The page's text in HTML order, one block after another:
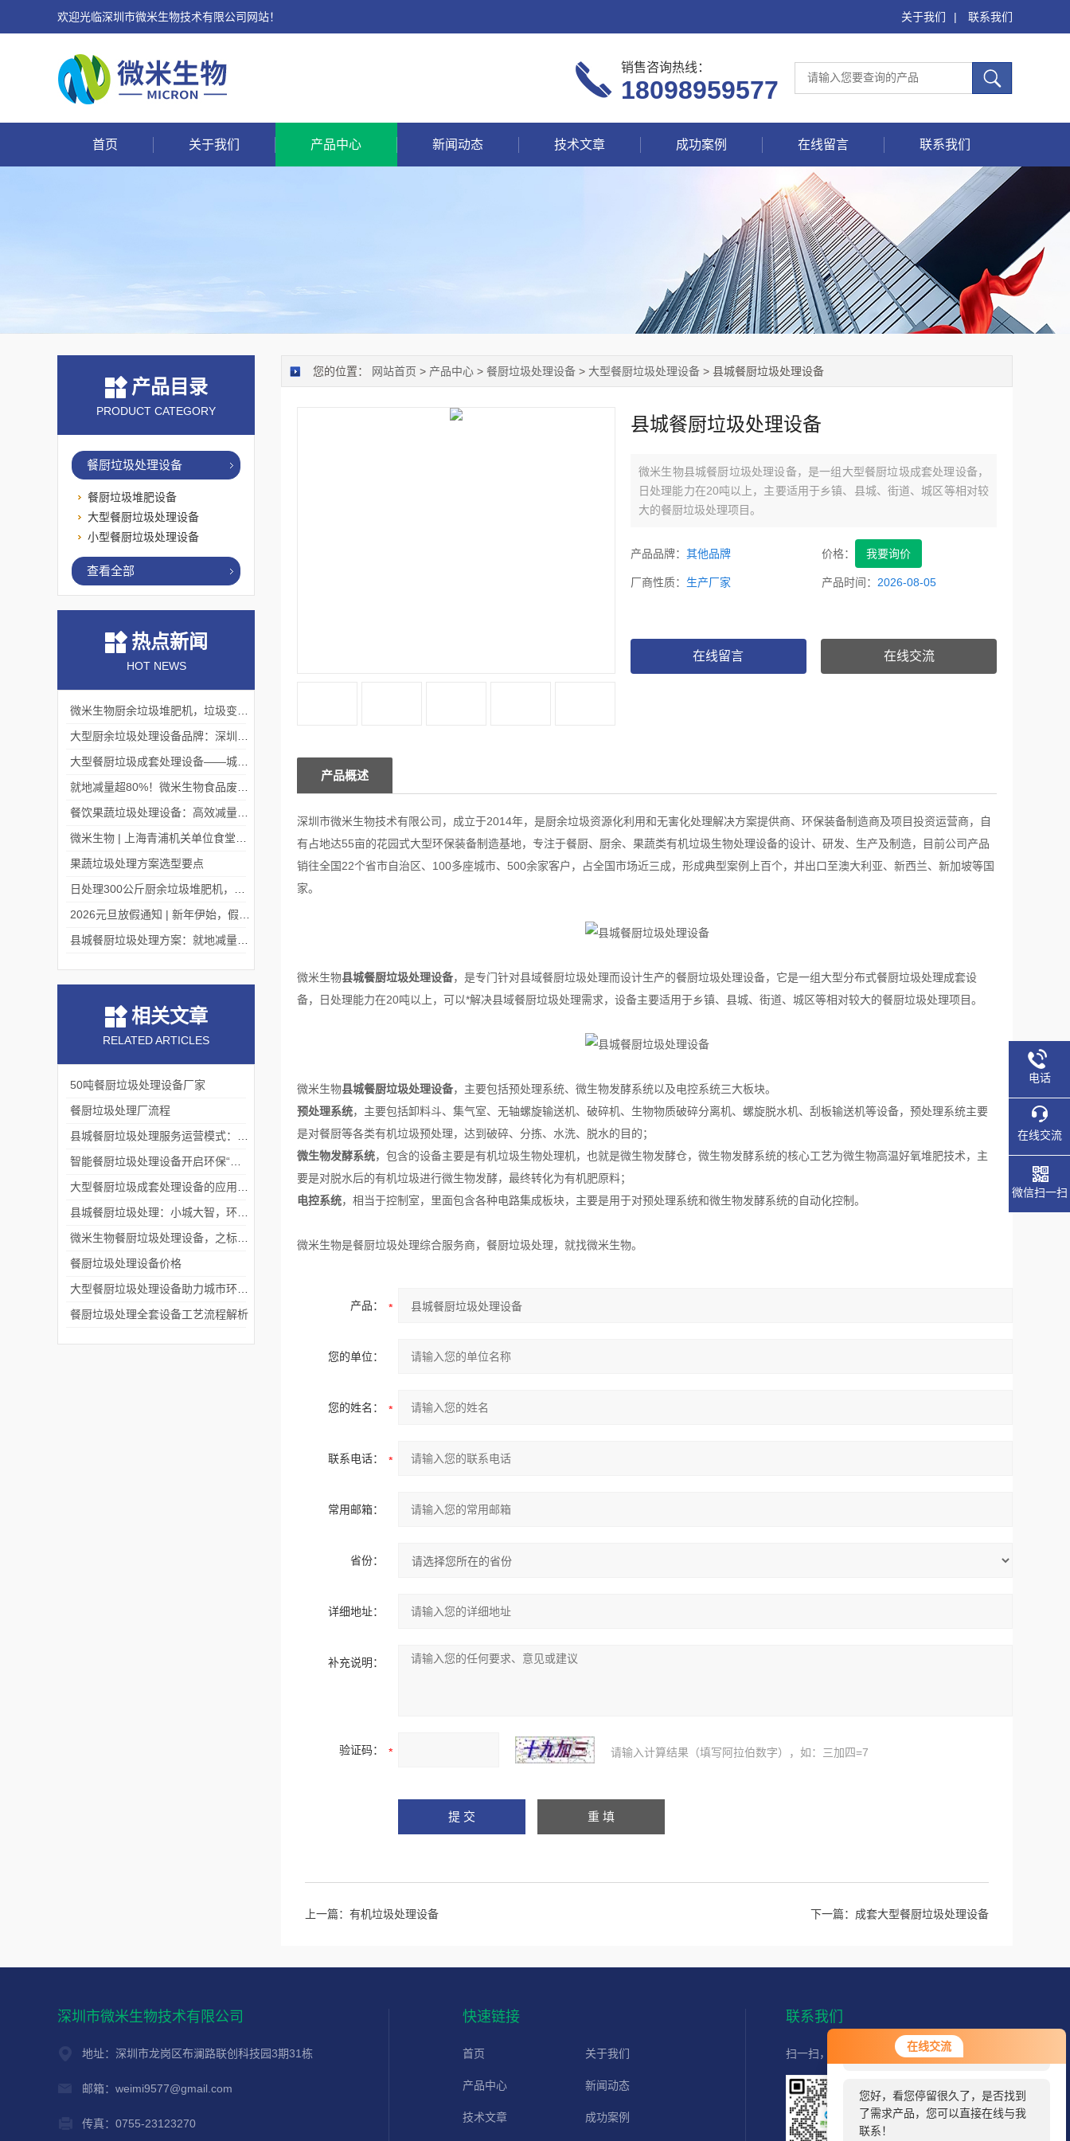
在线交流
您好！欢迎前来咨询，很高兴为您
服务，请问您要咨询什么问题呢？
您好，看您停留很久了，是否找到
了需求产品，您可以直接在线与我
联系！
欢迎光临深圳市微米生物技术有限公司网站！ 关于我们 | 联系我们
销售咨询热线：
18098959577
首页 关于我们 产品中心 新闻动态 技术文章 成功案例 在线留言 联系我们
您的位置： 网站首页 > 产品中心 > 餐厨垃圾处理设备 > 大型餐厨垃圾处理设备 > 县城餐厨垃圾处理设备
县城餐厨垃圾处理设备
微米生物县城餐厨垃圾处理设备，是一组大型餐厨垃圾成套处理设备，
日处理能力在20吨以上，主要适用于乡镇、县城、街道、城区等相对较
大的餐厨垃圾处理项目。
产品品牌： 其他品牌 价格： 我要询价
厂商性质： 生产厂家 产品时间： 2026-08-05
在线留言 在线交流
产品概述
深圳市微米生物技术有限公司，成立于2014年，是厨余垃圾资源化利用和无害化处理解决方案提供商、环保装备制造商及项目投资运营商，自
有占地达55亩的花园式大型环保装备制造基地，专注于餐厨、厨余、果蔬类有机垃圾生物处理设备的设计、研发、生产及制造，目前公司产品
销往全国22个省市自治区、100多座城市、500余家客户，占全国市场近三成，形成典型案例上百个，并出口至澳大利亚、新西兰、新加坡等国
家。
微米生物县城餐厨垃圾处理设备，是专门针对县域餐厨垃圾处理而设计生产的餐厨垃圾处理设备，它是一组大型分布式餐厨垃圾处理成套设
备，日处理能力在20吨以上，可以*解决县域餐厨垃圾处理需求，设备主要适用于乡镇、县城、街道、城区等相对较大的餐厨垃圾处理项目。
微米生物县城餐厨垃圾处理设备，主要包括预处理系统、微生物发酵系统以及电控系统三大板块。
预处理系统，主要包括卸料斗、集气室、无轴螺旋输送机、破碎机、生物物质破碎分离机、螺旋脱水机、刮板输送机等设备，预处理系统主要
是对餐厨等各类有机垃圾预处理，达到破碎、分拣、水洗、脱水的目的；
微生物发酵系统，包含的设备主要是有机垃圾生物处理机，也就是微生物发酵仓，微生物发酵系统的核心工艺为微生物高温好氧堆肥技术，主
要是对脱水后的有机垃圾进行微生物发酵，最终转化为有机肥原料；
电控系统，相当于控制室，里面包含各种电路集成板块，主要是用于对预处理系统和微生物发酵系统的自动化控制。
微米生物是餐厨垃圾处理综合服务商，餐厨垃圾处理，就找微米生物。
产品：
您的单位：
您的姓名：
联系电话：
常用邮箱：
省份：
详细地址：
补充说明：
验证码： 请输入计算结果（填写阿拉伯数字），如：三加四=7
上一篇： 有机垃圾处理设备 下一篇： 成套大型餐厨垃圾处理设备
产品目录
PRODUCT CATEGORY
餐厨垃圾处理设备
餐厨垃圾堆肥设备
大型餐厨垃圾处理设备
小型餐厨垃圾处理设备
查看全部
热点新闻
HOT NEWS
果蔬垃圾处理方案选型要点
相关文章
RELATED ARTICLES
50吨餐厨垃圾处理设备厂家
餐厨垃圾处理厂流程
餐厨垃圾处理设备价格
餐厨垃圾处理全套设备工艺流程解析
深圳市微米生物技术有限公司
地址：深圳市龙岗区布澜路联创科技园3期31栋
邮箱：weimi9577@gmail.com
传真：0755-23123270
快速链接
首页 关于我们
产品中心 新闻动态
技术文章 成功案例
联系我们
扫一扫，直接联系我们,快速获取服务
电话
在线交流
微信扫一扫